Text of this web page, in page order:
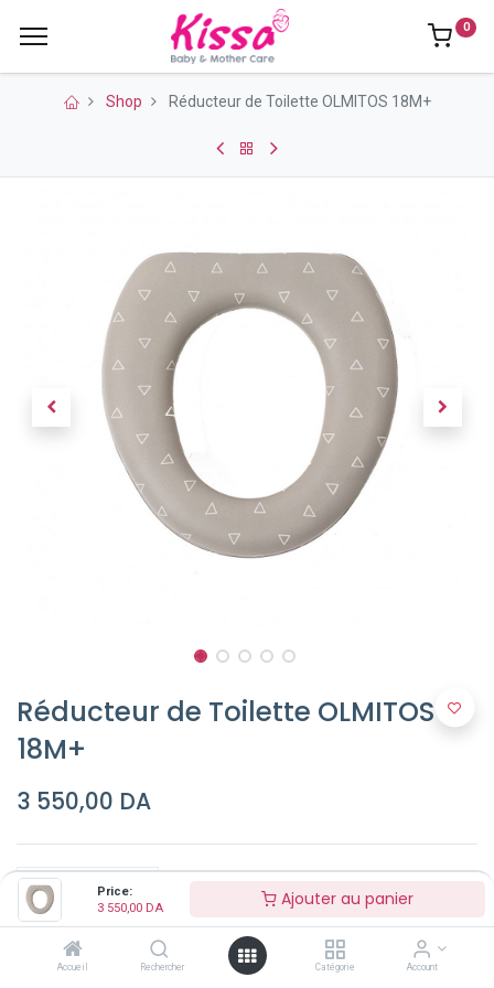
Price:
3 550,00 DA Ajouter au panier
Accueil Rechercher Catégorie Account
0
Shop Réducteur de Toilette OLMITOS 18M+
Réducteur de Toilette OLMITOS
18M+
3 550,00 DA
Ajouter au panier